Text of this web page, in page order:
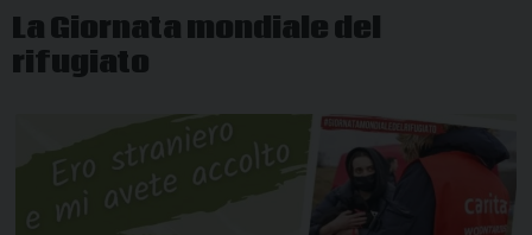
La Giornata mondiale del
rifugiato